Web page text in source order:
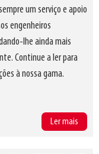
um serviço e apoio
engenheiros
lhe ainda mais
Continue a ler para
à nossa gama.
Ler mais